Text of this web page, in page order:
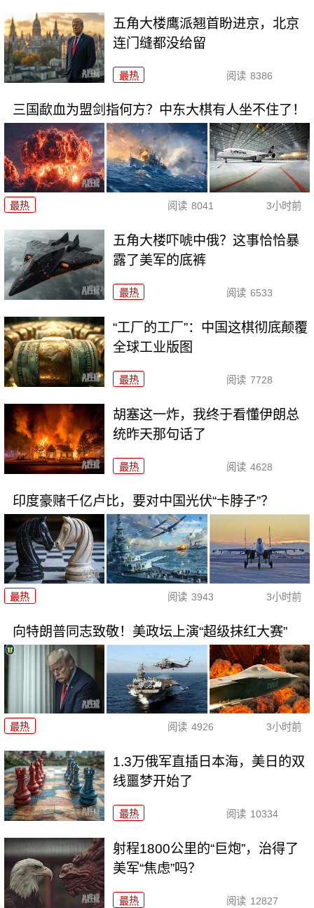
五角大楼鹰派翘首盼进京，北京
连门缝都没给留
最热 阅读 8386
三国歃血为盟剑指何方？中东大棋有人坐不住了！
最热 阅读 8041 3小时前
五角大楼吓唬中俄？这事恰恰暴
露了美军的底裤
最热 阅读 6533
“工厂的工厂”：中国这棋彻底颠覆
全球工业版图
最热 阅读 7728
胡塞这一炸，我终于看懂伊朗总
统昨天那句话了
最热 阅读 4628
印度豪赌千亿卢比，要对中国光伏“卡脖子”？
最热 阅读 3943 3小时前
向特朗普同志致敬！美政坛上演“超级抹红大赛”
最热 阅读 4926 3小时前
1.3万俄军直插日本海，美日的双
线噩梦开始了
最热 阅读 10334
射程1800公里的“巨炮”，治得了
美军“焦虑”吗？
最热 阅读 12827